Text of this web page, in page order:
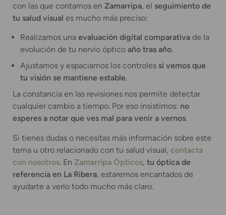
con las que contamos en Zamarripa, el seguimiento de
tu salud visual es mucho más preciso:
Realizamos una evaluación digital comparativa de la
evolución de tu nervio óptico año tras año.
Ajustamos y espaciamos los controles si vemos que
tu visión se mantiene estable.
La constancia en las revisiones nos permite detectar
cualquier cambio a tiempo. Por eso insistimos: no
esperes a notar que ves mal para venir a vernos.
Si tienes dudas o necesitas más información sobre este
tema u otro relacionado con tu salud visual, contacta
con nosotros. En Zamarripa Ópticos, tu óptica de
referencia en La Ribera, estaremos encantados de
ayudarte a verlo todo mucho más claro.